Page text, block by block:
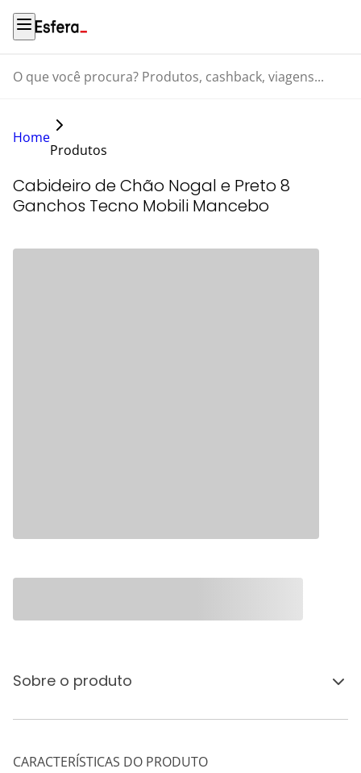
O que você procura? Produtos, cashback, viagens...
Home
Produtos
Cabideiro de Chão Nogal e Preto 8
Ganchos Tecno Mobili Mancebo
Sobre o produto
CARACTERÍSTICAS DO PRODUTO